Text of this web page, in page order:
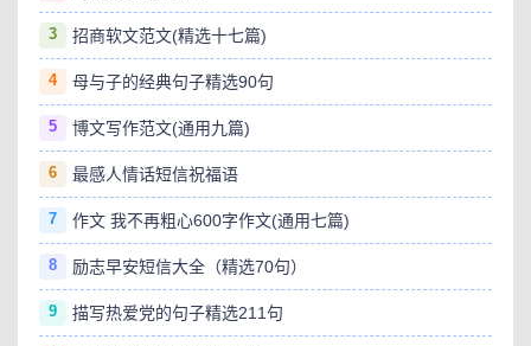
3 招商软文范文(精选十七篇)
4 母与子的经典句子精选90句
5 博文写作范文(通用九篇)
6 最感人情话短信祝福语
7 作文 我不再粗心600字作文(通用七篇)
8 励志早安短信大全（精选70句）
9 描写热爱党的句子精选211句